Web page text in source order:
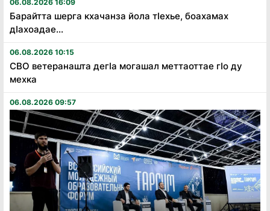
06.08.2026 16:09
Барайтта шерга кхачанза йола тӏехье, боахамах
дӏахоадае...
06.08.2026 10:15
СВО ветеранашта дегӏа могашал меттаоттае гӏо ду
мехка
06.08.2026 09:57